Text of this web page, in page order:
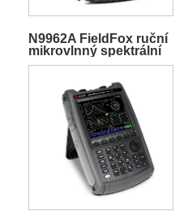
N9962A FieldFox ruční
mikrovlnný spektrální
analyzátor